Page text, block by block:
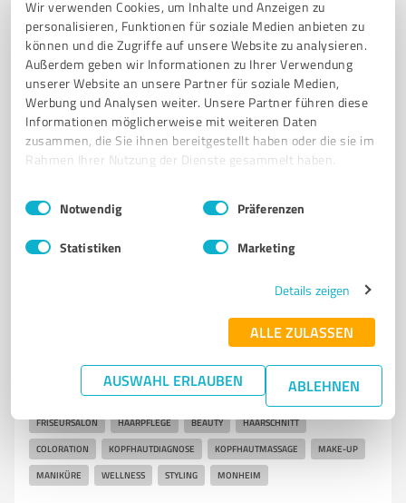
Wir verwenden Cookies, um Inhalte und Anzeigen zu
personalisieren, Funktionen für soziale Medien anbieten zu
können und die Zugriffe auf unsere Website zu analysieren.
Außerdem geben wir Informationen zu Ihrer Verwendung
unserer Website an unsere Partner für soziale Medien,
Werbung und Analysen weiter. Unsere Partner führen diese
Informationen möglicherweise mit weiteren Daten
zusammen, die Sie ihnen bereitgestellt haben oder die sie im
Rahmen Ihrer Nutzung der Dienste gesammelt haben.
Impressum Datenschutzbestimmungen
Einwilligungsauswahl
Notwendig Präferenzen
Statistiken Marketing
Details zeigen
ALLE ZULASSEN
AUSWAHL ERLAUBEN ABLEHNEN
FRISEUR BURSCHEID HAARSTUDIO DAMENFRISUREN
HERRENFRISUREN KINDERFRISUREN KOSMETIK
GESICHTSBEHANDLUNGEN MASSAGEN MANIKÜRE MAKE-UP
HOCHZEITSSERVICE HAUSBESUCHE
Ziegeleiweg 2, 51399 Burscheid
info@fatmalenz.de www.fatmalenz.de/
4,60 / 5,00
Simona Morina Hairdesign
Professionelle Haar- und Beauty-Dienstleistungen in
Monheim
FRISEURSALON HAARPFLEGE BEAUTY HAARSCHNITT
COLORATION KOPFHAUTDIAGNOSE KOPFHAUTMASSAGE MAKE-UP
MANIKÜRE WELLNESS STYLING MONHEIM